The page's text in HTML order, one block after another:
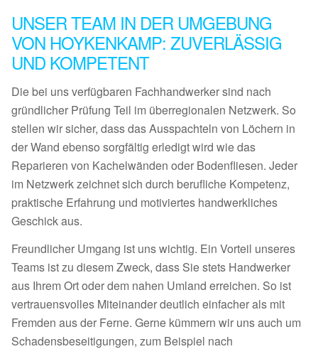
UNSER TEAM IN DER UMGEBUNG
VON HOYKENKAMP: ZUVERLÄSSIG
UND KOMPETENT
Die bei uns verfügbaren Fachhandwerker sind nach
gründlicher Prüfung Teil im überregionalen Netzwerk. So
stellen wir sicher, dass das Ausspachteln von Löchern in
der Wand ebenso sorgfältig erledigt wird wie das
Reparieren von Kachelwänden oder Bodenfliesen. Jeder
im Netzwerk zeichnet sich durch berufliche Kompetenz,
praktische Erfahrung und motiviertes handwerkliches
Geschick aus.
Freundlicher Umgang ist uns wichtig. Ein Vorteil unseres
Teams ist zu diesem Zweck, dass Sie stets Handwerker
aus Ihrem Ort oder dem nahen Umland erreichen. So ist
vertrauensvolles Miteinander deutlich einfacher als mit
Fremden aus der Ferne. Gerne kümmern wir uns auch um
Schadensbeseitigungen, zum Beispiel nach